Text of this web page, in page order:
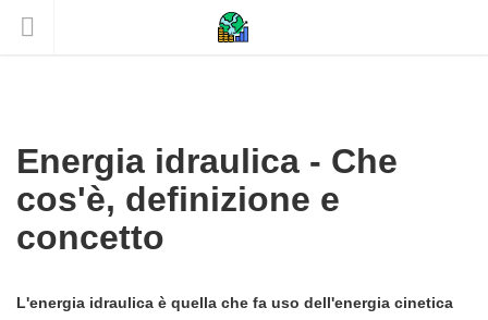
Energia idraulica - Che
cos'è, definizione e
concetto
L'energia idraulica è quella che fa uso dell'energia cinetica